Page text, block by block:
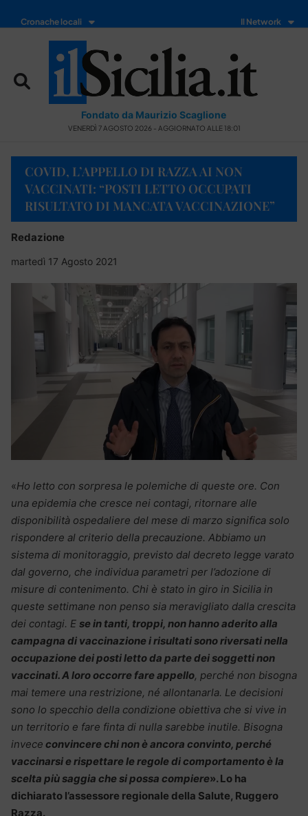
Cronache locali Il Network
Fondato da Maurizio Scaglione
VENERDÌ 7 AGOSTO 2026 - AGGIORNATO ALLE 18:01
COVID, L’APPELLO DI RAZZA AI NON
VACCINATI: “POSTI LETTO OCCUPATI
RISULTATO DI MANCATA VACCINAZIONE”
Redazione
martedì 17 Agosto 2021
«Ho letto con sorpresa le polemiche di queste ore. Con
una epidemia che cresce nei contagi, ritornare alle
disponibilità ospedaliere del mese di marzo significa solo
rispondere al criterio della precauzione. Abbiamo un
sistema di monitoraggio, previsto dal decreto legge varato
dal governo, che individua parametri per l’adozione di
misure di contenimento. Chi è stato in giro in Sicilia in
queste settimane non penso sia meravigliato dalla crescita
dei contagi. E se in tanti, troppi, non hanno aderito alla
campagna di vaccinazione i risultati sono riversati nella
occupazione dei posti letto da parte dei soggetti non
vaccinati. A loro occorre fare appello, perché non bisogna
mai temere una restrizione, né allontanarla. Le decisioni
sono lo specchio della condizione obiettiva che si vive in
un territorio e fare finta di nulla sarebbe inutile. Bisogna
invece convincere chi non è ancora convinto, perché
vaccinarsi e rispettare le regole di comportamento è la
scelta più saggia che si possa compiere». Lo ha
dichiarato l’assessore regionale della Salute, Ruggero
Razza.